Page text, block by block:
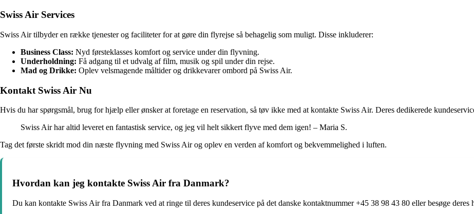
Swiss Air Services
Swiss Air tilbyder en række tjenester og faciliteter for at gøre din flyrejse så behagelig som muligt. Disse inkluderer:
Business Class: Nyd førsteklasses komfort og service under din flyvning.
Underholdning: Få adgang til et udvalg af film, musik og spil under din rejse.
Mad og Drikke: Oplev velsmagende måltider og drikkevarer ombord på Swiss Air.
Kontakt Swiss Air Nu
Hvis du har spørgsmål, brug for hjælp eller ønsker at foretage en reservation, så tøv ikke med at kontakte Swiss Air. Deres dedikerede
Swiss Air har altid leveret en fantastisk service, og jeg vil helt sikkert flyve med dem igen! – Maria S.
Tag det første skridt mod din næste flyvning med Swiss Air og oplev en verden af komfort og bekvemmelighed i luften.
Hvordan kan jeg kontakte Swiss Air fra Danmark?
Du kan kontakte Swiss Air fra Danmark ved at ringe til deres kundeservice på det danske kontaktnummer +45 38 98 43 80 eller besøge